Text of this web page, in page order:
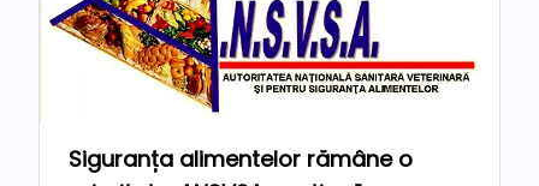
Siguranța alimentelor rămâne o